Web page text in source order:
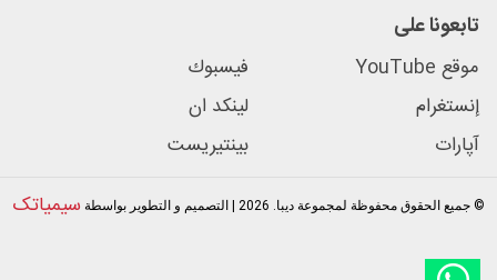
تابعونا علی
فيسبوك
موقع YouTube
لینکد ان
إنستغرام
بينتيريست
آپارات
© جميع الحقوق محفوظة لمجموعة ديبا. 2026 | التصميم و التطوير بواسطة سیمیاتک